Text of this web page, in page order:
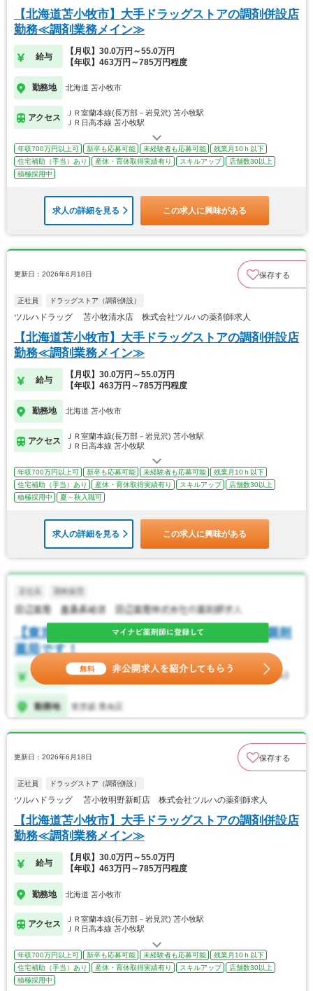
【北海道苫小牧市】大手ドラッグストアの調剤併設店
勤務≪調剤業務メイン≫
給与
【月収】30.0万円～55.0万円
【年収】463万円～785万円程度
勤務地 北海道 苫小牧市
アクセス
ＪＲ室蘭本線(長万部－岩見沢) 苫小牧駅
ＪＲ日高本線 苫小牧駅
年収700万円以上可 新卒も応募可能 未経験者も応募可能
残業月10ｈ以下
住宅補助（手当）あり
産休・育休取得実績有り スキルアップ
店舗数30以上
積極採用中
求人の詳細を見る この求人に興味がある
更新日：2026年6月18日 保存する
正社員 ドラッグストア（調剤併設）
ツルハドラッグ 苫小牧清水店 株式会社ツルハの薬剤師求人
【北海道苫小牧市】大手ドラッグストアの調剤併設店
勤務≪調剤業務メイン≫
給与
【月収】30.0万円～55.0万円
【年収】463万円～785万円程度
勤務地 北海道 苫小牧市
アクセス
ＪＲ室蘭本線(長万部－岩見沢) 苫小牧駅
ＪＲ日高本線 苫小牧駅
年収700万円以上可 新卒も応募可能 未経験者も応募可能
残業月10ｈ以下
住宅補助（手当）あり
産休・育休取得実績有り スキルアップ
店舗数30以上
積極採用中
夏～秋入職可
求人の詳細を見る この求人に興味がある
更新日：2026年6月18日 保存する
正社員 ドラッグストア（調剤併設）
ツルハドラッグ 苫小牧明野新町店 株式会社ツルハの薬剤師求人
【北海道苫小牧市】大手ドラッグストアの調剤併設店
勤務≪調剤業務メイン≫
給与
【月収】30.0万円～55.0万円
【年収】463万円～785万円程度
勤務地 北海道 苫小牧市
アクセス
ＪＲ室蘭本線(長万部－岩見沢) 苫小牧駅
ＪＲ日高本線 苫小牧駅
年収700万円以上可 新卒も応募可能 未経験者も応募可能
残業月10ｈ以下
住宅補助（手当）あり
産休・育休取得実績有り スキルアップ
店舗数30以上
積極採用中